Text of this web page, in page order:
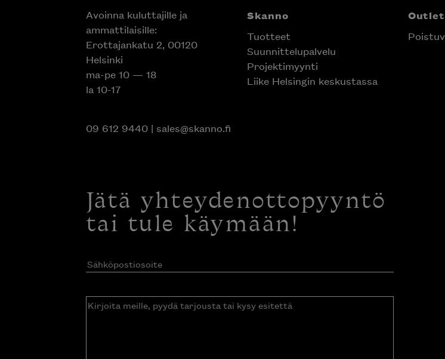
Avoinna kuluttajille ja
ammattilaisille:
Erottajankatu 2, 00120
Helsinki
ma-pe 10 — 18
la 10-17
09 612 9440| sales@skanno.fi
Skanno
Tuotteet
Suunnittelupalvelu
Projektimyynti
Liike Helsingin keskustassa
Outlet
Jätä yhteydenottopyyntö
tai tule käymään!
Sähköpostiosoite(Pakollinen)
Kirjoita